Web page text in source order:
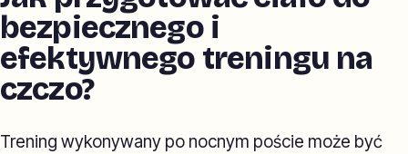
bezpiecznego i
efektywnego treningu na
czczo?
Trening wykonywany po nocnym poście może być